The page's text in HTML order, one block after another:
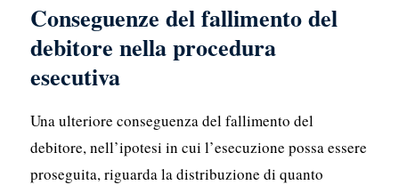
Conseguenze del fallimento del
debitore nella procedura
esecutiva
Una ulteriore conseguenza del fallimento del
debitore, nell’ipotesi in cui l’esecuzione possa essere
proseguita, riguarda la distribuzione di quanto